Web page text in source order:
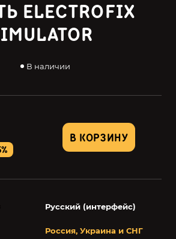
ELECTROFIX
В наличии
В КОРЗИНУ
Русский (интерфейс)
Россия, Украина и СНГ